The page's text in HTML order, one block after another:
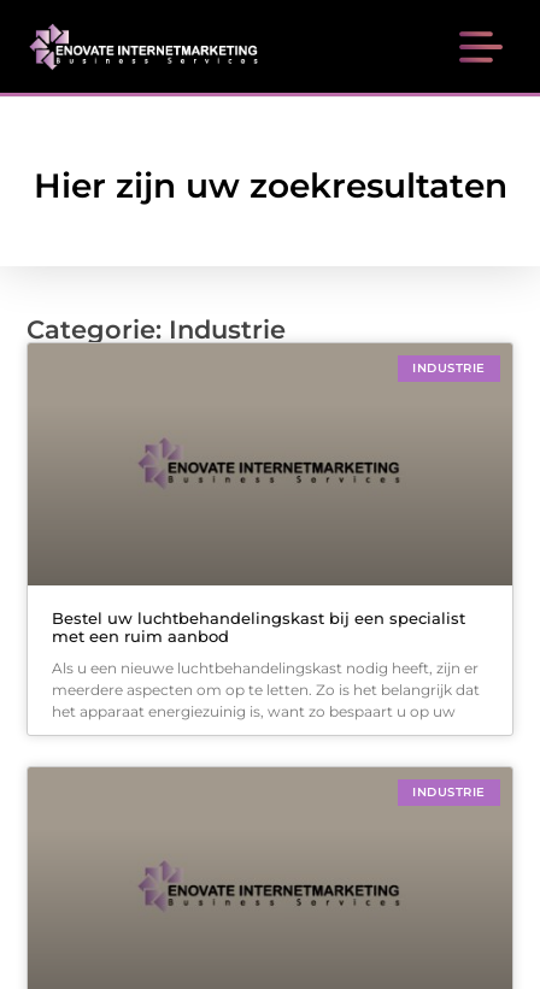
Hier zijn uw zoekresultaten
Categorie: Industrie
INDUSTRIE
Bestel uw luchtbehandelingskast bij een specialist
met een ruim aanbod
Als u een nieuwe luchtbehandelingskast nodig heeft, zijn er
meerdere aspecten om op te letten. Zo is het belangrijk dat
het apparaat energiezuinig is, want zo bespaart u op uw
INDUSTRIE